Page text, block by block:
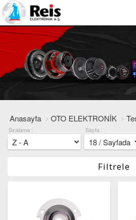
Anasayfa OTO ELEKTRONİK
Sıralama : Sayfa :
Filtrele